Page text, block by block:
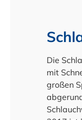
Die
mit
großen